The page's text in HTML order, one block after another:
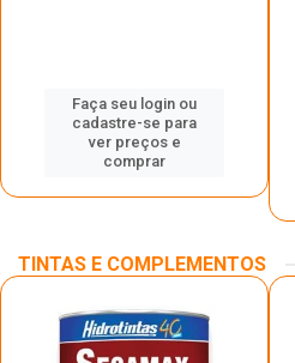
Faça seu login ou
cadastre-se para
ver preços e
comprar
TINTAS E COMPLEMENTOS